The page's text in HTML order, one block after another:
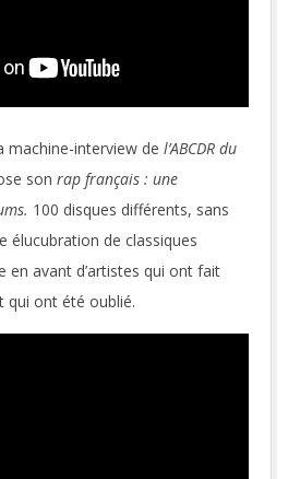
machine-interview de l’ABCDR du
son rap français : une
100 disques différents, sans
élucubration de classiques
en avant d’artistes qui ont fait
qui ont été oublié.